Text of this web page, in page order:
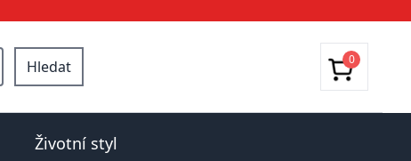
Hledat 0
Životní styl